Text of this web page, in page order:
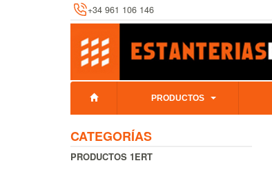
+34 961 106 146
PRODUCTOS
CATEGORÍAS
PRODUCTOS 1ERT